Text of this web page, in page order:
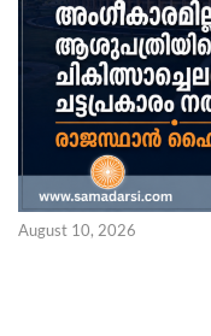
August 10, 2026